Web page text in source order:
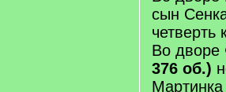
сын
четверть
Во
376 об.)
Мартинка